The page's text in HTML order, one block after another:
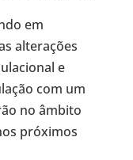
em
alterações
e
com um
no âmbito
próximos